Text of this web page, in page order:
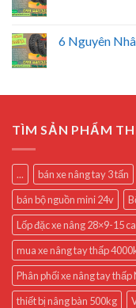
6 Nguyên
TÌM SẢN PHẨM
... bán xe nâng tay 3 tấn
bán bộ nguồn mini 24v
Lốp đặc xe nâng 28×9-15
mua xe nâng tay thấp
Phân phối xe nâng tay thấp
thiết bị nâng bàn 500kg